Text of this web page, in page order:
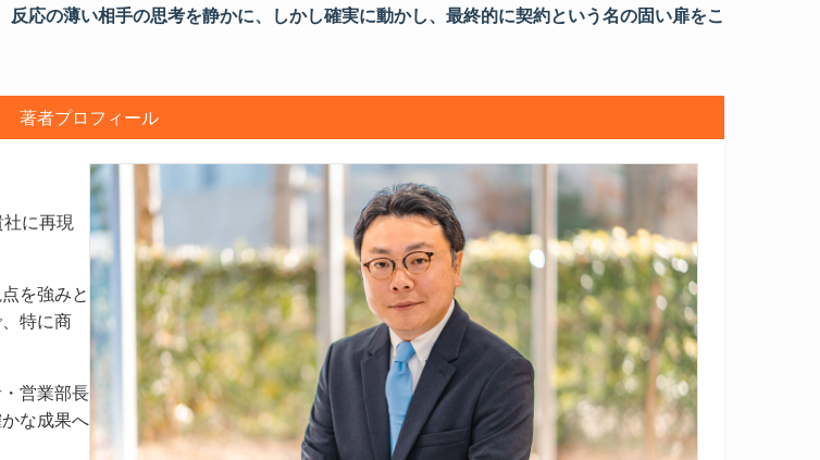
応の薄い相手の思考を静かに、しかし確実に動かし、最終的に契約という名の固い扉をこ
著者プロフィール
に再現
を強みと
特に商
営業部長
な成果へ